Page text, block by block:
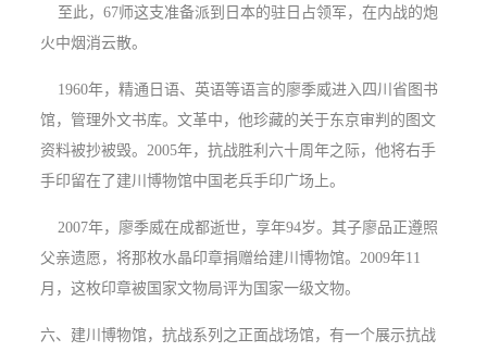
至此，67师这支准备派到日本的驻日占领军，在内战的炮
火中烟消云散。
1960年，精通日语、英语等语言的廖季威进入四川省图书
馆，管理外文书库。文革中，他珍藏的关于东京审判的图文
资料被抄被毁。2005年，抗战胜利六十周年之际，他将右手
手印留在了建川博物馆中国老兵手印广场上。
2007年，廖季威在成都逝世，享年94岁。其子廖品正遵照
父亲遗愿，将那枚水晶印章捐赠给建川博物馆。2009年11
月，这枚印章被国家文物局评为国家一级文物。
六、建川博物馆，抗战系列之正面战场馆，有一个展示抗战